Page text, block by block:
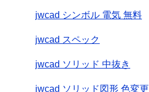
jwcad シンボル 電気 無料
jwcad スペック
jwcad ソリッド 中抜き
jwcad ソリッド図形 色変更